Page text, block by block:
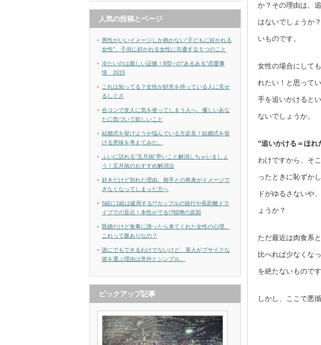
か？その理由は、
はないでしょうか
いものです。
女性の場合にして
れたい！と思って
手を追いかけると
ないでしょうか。
”追いかける＝ほれ
わけですから、そ
ったときに恥ずか
ドがゆるさないや
ょうか？
ただ最近は肉食系
比べれば少なくな
を絶たないものです
しかし、ここで悪
人気の投稿とページ
男性がいいイメージしか抱かない”子どもに好かれる
女性”。子供に好かれる女性に共通する５つのこと
冷たいのは親しい証拠！B型♂の”あるある”恋愛事
情 2015
これは知ってる？女性が好意を持っている人に見せ
るしぐさ
合コンで友人に気を使ってしまう人へ。優しいあな
たに気づいて欲しいこと
結婚式を挙げようか悩んでいる方必見！結婚式を挙
げる意味を考えてみた。
ふいに訪れる”五月病”早いこと解消しちゃいましょ
う！五月病のおすすめ解消法
好きだけど別れた理由。相手との将来がイメージで
きなくなってしまった方へ
5組に1組は破局する!?カップルの旅行や長距離ドラ
イブでの盲点！本性がでる!?喧嘩の原因
既婚だけど食事に誘ったら来てくれた女性の心理。
これって脈ありなの？
誰にでもできるわけでないけど、美人がブサイクな
彼を選ぶ理由は意外とシンプル。
ピックアップ記事